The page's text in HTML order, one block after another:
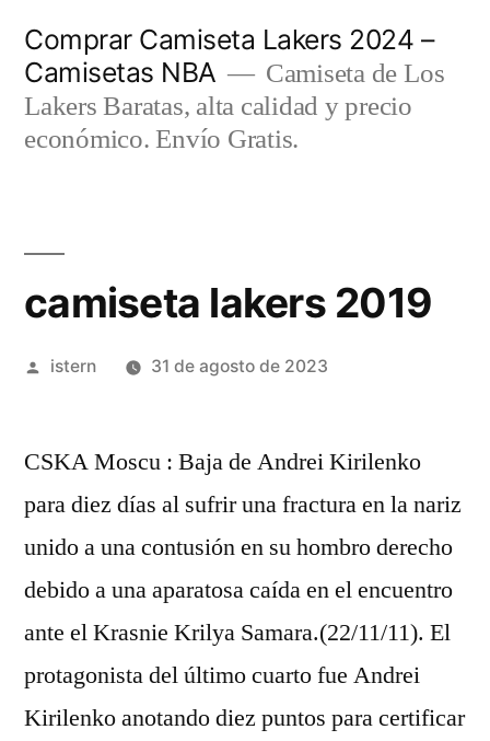
contenido
Comprar Camiseta Lakers 2024 –
Camisetas NBA
Camiseta de Los
Lakers Baratas, alta calidad y precio
económico. Envío Gratis.
camiseta lakers 2019
Publicado
istern 31 de agosto de 2023
CSKA Moscu : Baja de Andrei Kirilenko
para diez días al sufrir una fractura en la nariz
unido a una contusión en su hombro derecho
debido a una aparatosa caída en el encuentro
ante el Krasnie Krilya Samara.(22/11/11). El
protagonista del último cuarto fue Andrei
Kirilenko anotando diez puntos para certificar